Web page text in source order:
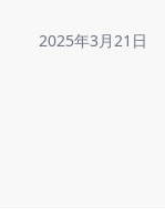
2025年3月21日